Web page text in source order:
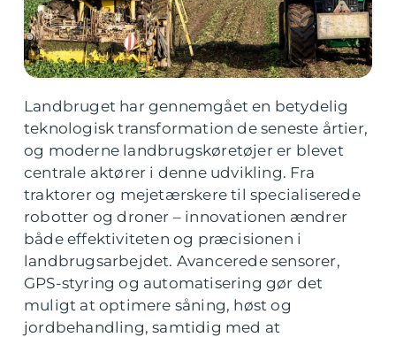
Landbruget har gennemgået en betydelig
teknologisk transformation de seneste årtier,
og moderne landbrugskøretøjer er blevet
centrale aktører i denne udvikling. Fra
traktorer og mejetærskere til specialiserede
robotter og droner – innovationen ændrer
både effektiviteten og præcisionen i
landbrugsarbejdet. Avancerede sensorer,
GPS-styring og automatisering gør det
muligt at optimere såning, høst og
jordbehandling, samtidig med at